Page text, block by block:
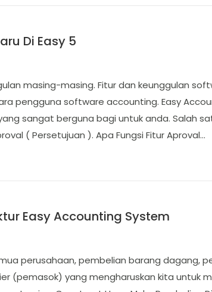
Di Easy 5
masing-masing. Fitur dan keunggulan
pengguna software accounting. Easy
sangat berguna bagi untuk anda. Salah
( Persetujuan ). Apa Fungsi Fitur Aproval…
Easy Accounting System
perusahaan, pembelian barang dagang,
(pemasok) yang mengharuskan kita untuk